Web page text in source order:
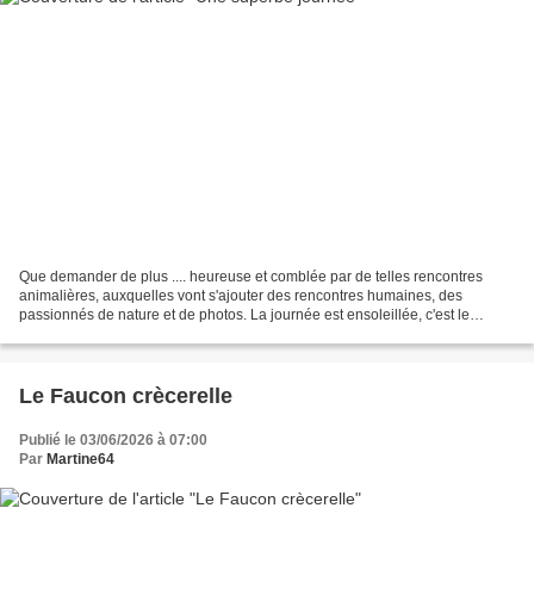
Que demander de plus .... heureuse et comblée par de telles rencontres
animalières, auxquelles vont s'ajouter des rencontres humaines, des
passionnés de nature et de photos. La journée est ensoleillée, c'est le
Le Faucon crècerelle
Publié le 03/06/2026 à 07:00
Par Martine64